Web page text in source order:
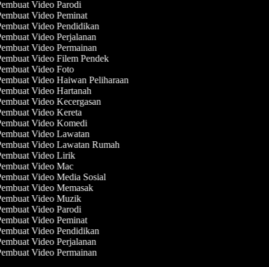
Video Parodi
Video Peminat
Video Pendidikan
Video Perjalanan
Video Permainan
Video Filem Pendek
Video Foto
Video Haiwan Peliharaan
Video Hartanah
Video Kecergasan
Video Kereta
Video Komedi
Video Lawatan
Video Lawatan Rumah
Video Lirik
Video Mac
Video Media Sosial
Video Memasak
Video Muzik
Video Parodi
Video Peminat
Video Pendidikan
Video Perjalanan
Video Permainan